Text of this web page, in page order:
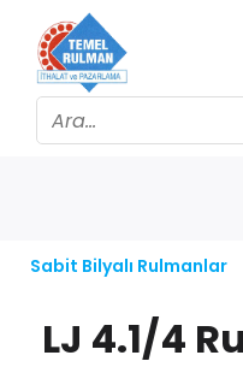
Sabit Bilyalı Rulmanlar
LJ 4.1/4